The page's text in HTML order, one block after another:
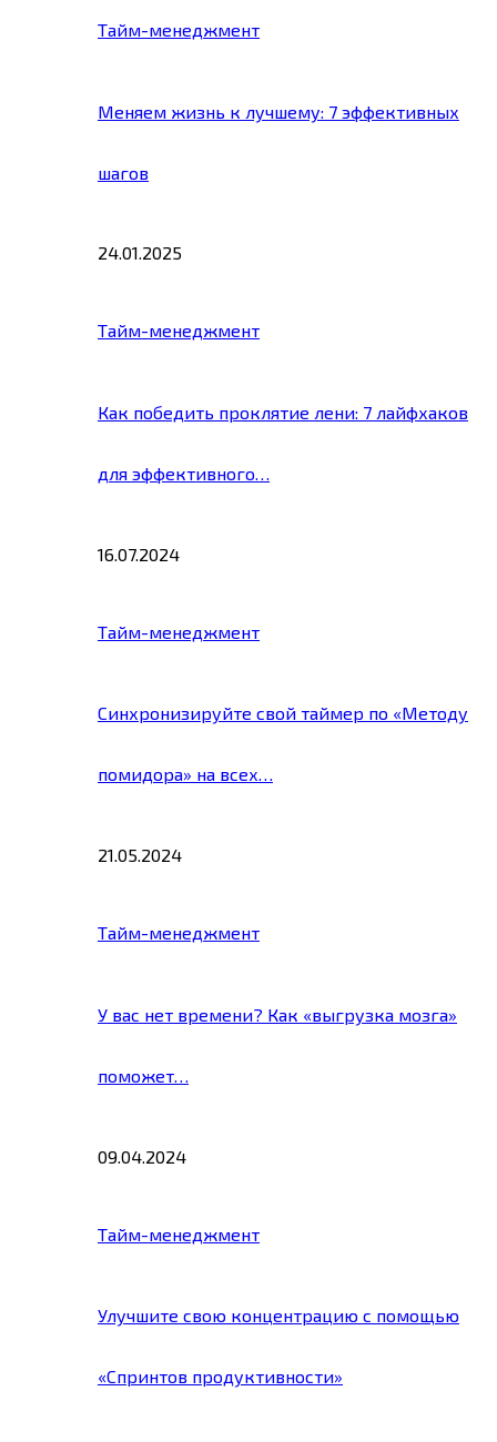
Тайм-менеджмент
Меняем жизнь к лучшему: 7 эффективных
шагов
24.01.2025
Тайм-менеджмент
Как победить проклятие лени: 7 лайфхаков
для эффективного…
16.07.2024
Тайм-менеджмент
Синхронизируйте свой таймер по «Методу
помидора» на всех…
21.05.2024
Тайм-менеджмент
У вас нет времени? Как «выгрузка мозга»
поможет…
09.04.2024
Тайм-менеджмент
Улучшите свою концентрацию с помощью
«Спринтов продуктивности»